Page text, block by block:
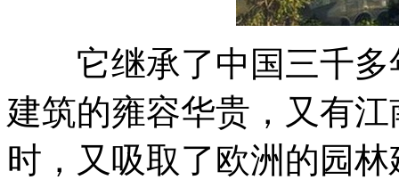
它继承了中国三千多
建筑的雍容华贵，又有
时，又吸取了欧洲的园